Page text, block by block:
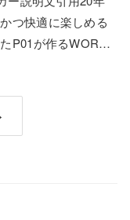
つ快適に楽しめる
P01が作るWORK